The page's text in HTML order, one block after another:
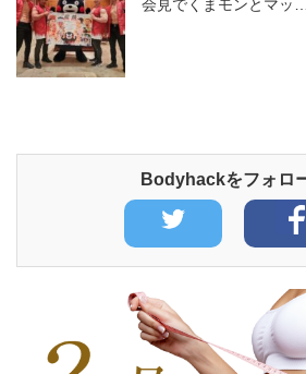
会見でくまモンとマッ…
Bodyhackをフォロ